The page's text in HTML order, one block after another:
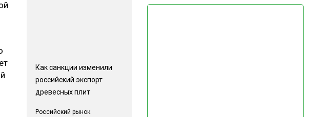
Как санкции изменили
российский экспорт
древесных плит
Российский рынок